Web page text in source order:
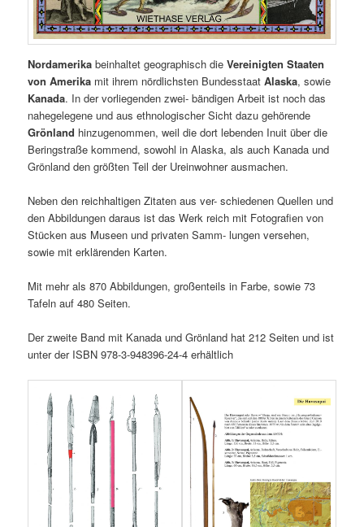
Nordamerikabeinhaltet geographisch dieVereinigten Staaten
von Amerika mit ihrem nördlichsten BundesstaatAlaska, sowie
Kanada. In der vorliegenden zwei- bändigen Arbeit ist noch das
nahegelegene und aus ethnologischer Sicht dazu gehörende
Grönland hinzugenommen, weil die dort lebenden Inuit über die
Beringstraße kommend, sowohl in Alaska, als auch Kanada und
Grönland den größten Teil der Ureinwohner ausmachen.
Neben den reichhaltigen Zitaten aus ver- schiedenen Quellen und
den Abbildungen daraus ist das Werk reich mit Fotografien von
Stücken aus Museen und privaten Samm- lungen versehen,
sowie mit erklärenden Karten.
Mit mehr als 870 Abbildungen, großenteils in Farbe, sowie 73
Tafeln auf 480 Seiten.
Der zweite Band mit Kanada und Grönland hat 212 Seiten und ist
unter der ISBN 978-3-948396-24-4 erhältlich